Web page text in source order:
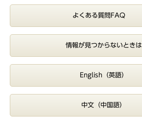
よくある質問FAQ
情報が見つからないときは
English（英語）
中文（中国語）